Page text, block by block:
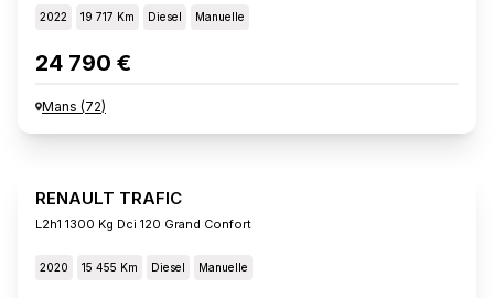
2022 19 717 Km Diesel Manuelle
24 790 €
Mans (72)
RENAULT TRAFIC
L2h1 1300 Kg Dci 120 Grand Confort
2020 15 455 Km Diesel Manuelle